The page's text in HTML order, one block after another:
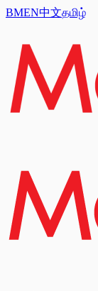
BMEN中文தமிழ்